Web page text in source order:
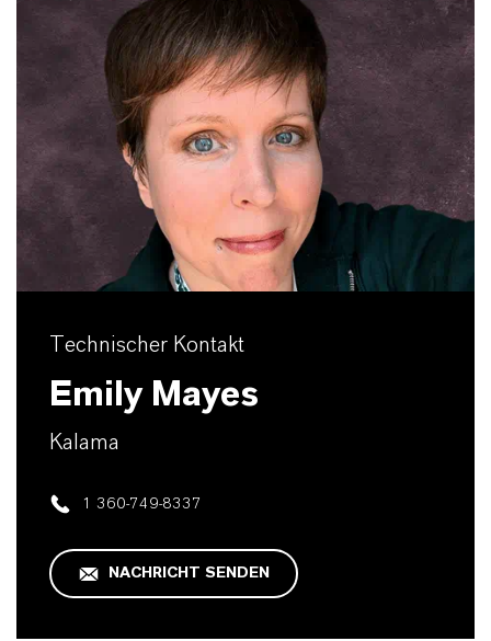
Technischer Kontakt
Emily Mayes
Kalama
1 360-749-8337
NACHRICHT SENDEN